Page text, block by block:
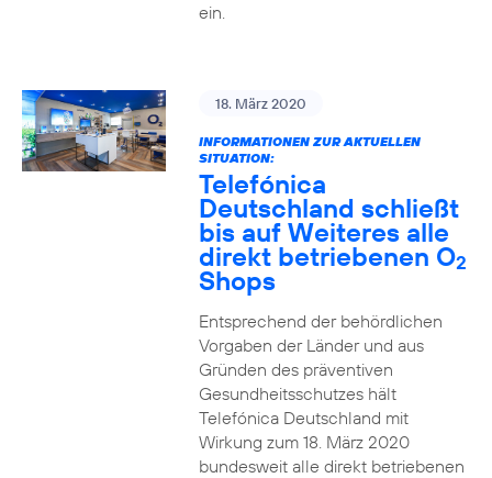
ein.
18. März 2020
INFORMATIONEN ZUR AKTUELLEN
SITUATION:
Telefónica
Deutschland schließt
bis auf Weiteres alle
direkt betriebenen O2
Shops
Entsprechend der behördlichen
Vorgaben der Länder und aus
Gründen des präventiven
Gesundheitsschutzes hält
Telefónica Deutschland mit
Wirkung zum 18. März 2020
bundesweit alle direkt betriebenen